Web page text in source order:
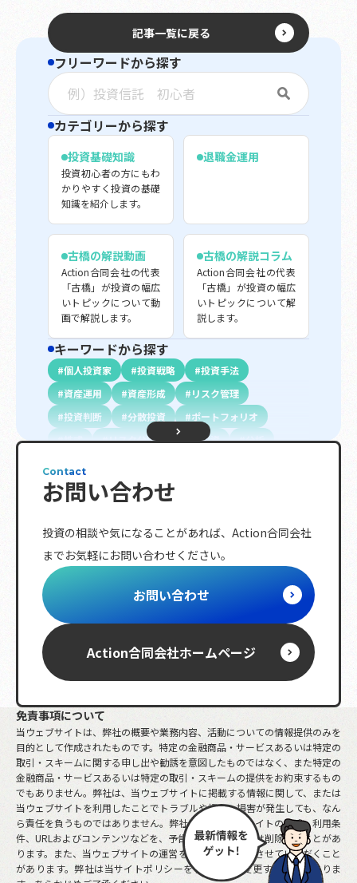
記事一覧に戻る
フリーワードから探す
カテゴリーから探す
投資基礎知識
投資初心者の方にもわ
かりやすく投資の基礎
知識を紹介します。
退職金運用
古橋の解説動画
Action合同会社の代表
「古橋」が投資の幅広
いトピックについて動
画で解説します。
古橋の解説コラム
Action合同会社の代表
「古橋」が投資の幅広
いトピックについて解
説します。
キーワードから探す
個人投資家 投資戦略
投資手法
資産運用
資産形成
リスク管理
投資判断
分散投資
ポートフォリオ
株式
リスク分散 長期投資
分析
配当金
投資指標
複利効果
トレンド 相続
ETF
レバレッジ
ボラティリティ
株主優待
日経平均株価
iDeCo
動画 先物取引
S&P
金融政策
保険商品 市場指数
金
Contact
お問い合わせ
投資の相談や気になることがあれば、 Action合同会社
までお気軽にお問い合わせください。
お問い合わせ
Action合同会社ホームページ
免責事項について
当ウェブサイトは、弊社の概要や業務内容、活動についての情報提供のみを
目的として作成されたものです。特定の金融商品・サービスあるいは特定の
取引・スキームに関する申し出や勧誘を意図したものではなく、また特定の
金融商品・サービスあるいは特定の取引・スキームの提供をお約束するもの
でもありません。弊社は、当ウェブサイトに掲載する情報に関して、または
当ウェブサイトを利用したことでトラブルや損失、損害が発生しても、なん
ら責任を負うものではありません。弊社は、当ウェブサイトの構成、利用条
件、URLおよびコンテンツなどを、予告なしに変更または削除することがあ
ります。また、当ウェブサイトの運営を中断または中止させていただくこと
があります。弊社は当サイトポリシーを予告なしに変更することがありま